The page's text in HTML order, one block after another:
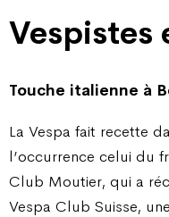
Vespistes
Touche italienne à
La Vespa fait recette
l’occurrence celui du
Club Moutier, qui a
Vespa Club Suisse,